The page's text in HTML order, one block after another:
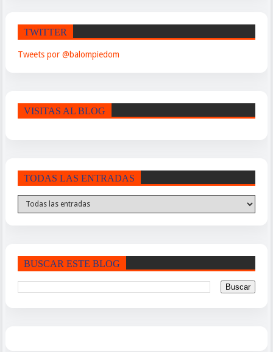
TWITTER
Tweets por @balompiedom
VISITAS AL BLOG
TODAS LAS ENTRADAS
BUSCAR ESTE BLOG